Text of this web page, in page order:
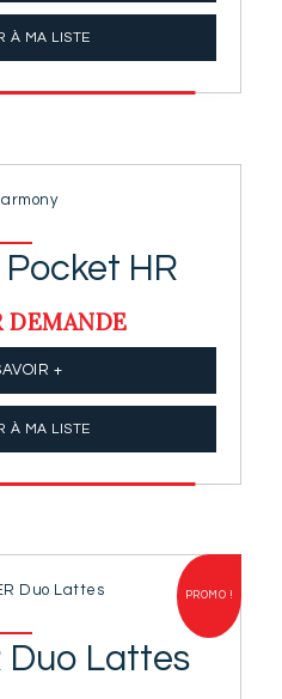
À MA LISTE
HR
DEMANDE
+
À MA LISTE
PROMO !
Duo Lattes